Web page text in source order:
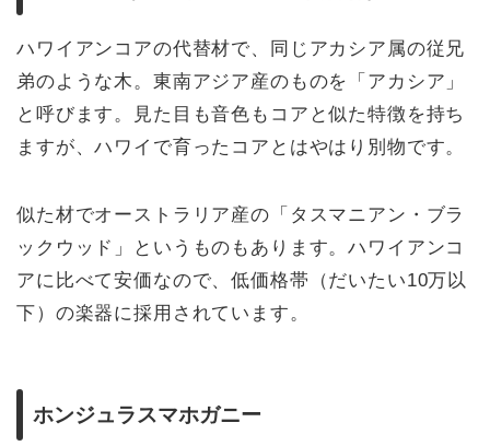
ハワイアンコアの代替材で、同じアカシア属の従兄
弟のような木。東南アジア産のものを「アカシア」
と呼びます。見た目も音色もコアと似た特徴を持ち
ますが、ハワイで育ったコアとはやはり別物です。
似た材でオーストラリア産の「タスマニアン・ブラ
ックウッド」というものもあります。ハワイアンコ
アに比べて安価なので、低価格帯（だいたい10万以
下）の楽器に採用されています。
ホンジュラスマホガニー